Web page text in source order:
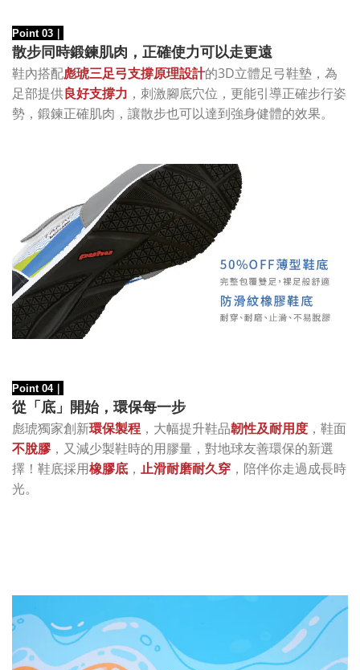
Point 03 ｜
散步同時鍛鍊肌肉，正確使力可以走更遠
鞋內搭配彪琥三足弓支撐原理設計的3D立體足弓鞋墊，為
足部提供良好支撐力 ，刺激腳底穴位，更能引導正確步行姿
勢，鍛鍊正確肌肉，讓散步也可以達到強身健體的效果。
Point 04｜
從「底 」 開始， 環保每一步
彪琥獨家創新環保製程 ，大幅提升鞋品韌性及耐用度 ，鞋面
不脫膠，又減少製鞋時的用膠量，對地球友善環保的新選
擇！鞋底採用橡膠底 ， 止滑耐磨耐久穿 ，陪伴你走過成長時
光。